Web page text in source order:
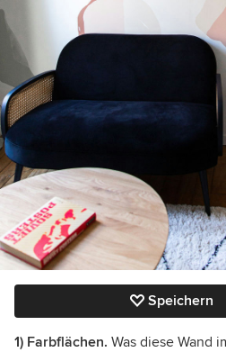
Speichern
1) Farbflächen. Was diese Wand